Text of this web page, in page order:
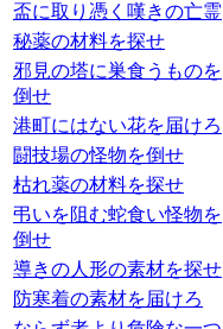
盃に取り憑く嘆きの亡霊
秘薬の材料を探せ
邪見の塔に巣食うものを
倒せ
港町にはない花を届けろ
闘技場の怪物を倒せ
枯れ薬の材料を探せ
弔いを阻む蛇食い怪物を
倒せ
導きの人形の素材を探せ
防寒着の素材を届けろ